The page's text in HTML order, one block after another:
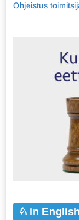
Ohjeistus
in